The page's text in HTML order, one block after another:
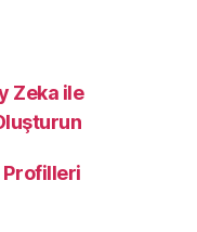
Zeka ile
Profilleri